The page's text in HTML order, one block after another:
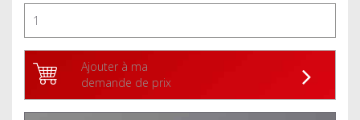
Ajouter à ma
demande de prix